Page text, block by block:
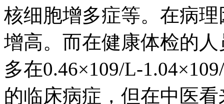
核细胞增多症等。在病
增高。而在健康体检的
多在0.46×109/L-
的临床病症，但在中医